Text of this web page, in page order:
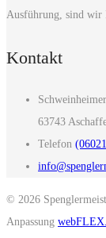
Ausführung, sind wir
Kontakt
63743
Telefon
© 2026
Anpassung